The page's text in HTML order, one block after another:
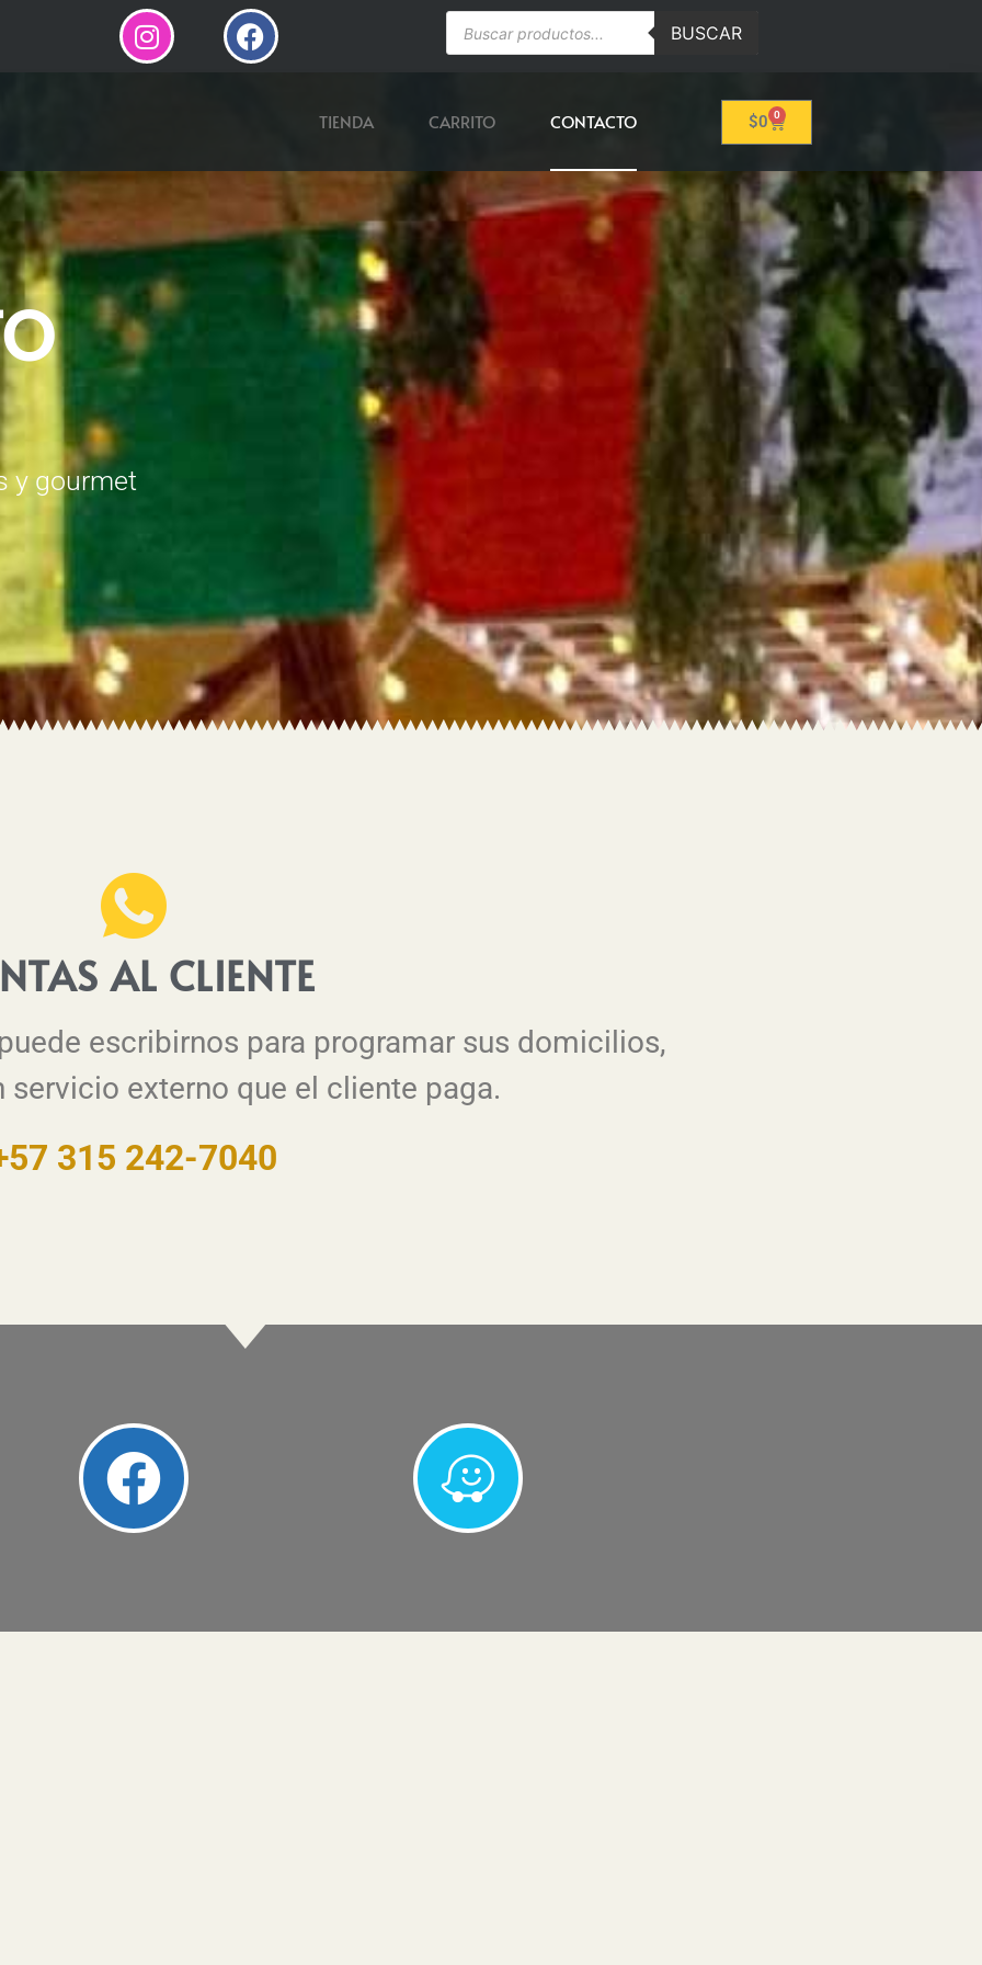
BUSCAR
TIENDA CARRITO CONTACTO $0 0
y gourmet
AL CLIENTE
escribirnos para programar sus domicilios,
externo que el cliente paga.
315 242-7040